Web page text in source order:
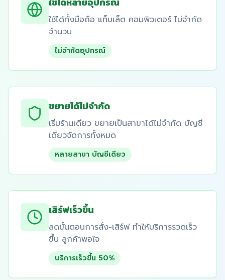
ใช้ได้ทั้งมือถือ แท็บเล็ต คอมพิวเตอร์ ไม่จำกัด
จำนวน
ไม่จำกัดอุปกรณ์
ขยายได้ไม่จำกัด
เริ่มร้านเดียว ขยายเป็นสาขาได้ไม่จำกัด บัญชี
เดียวจัดการทั้งหมด
หลายสาขา บัญชีเดียว
เสิร์ฟเร็วขึ้น
ลดขั้นตอนการสั่ง-เสิร์ฟ ทำให้บริการรวดเร็ว
ขึ้น ลูกค้าพอใจ
บริการเร็วขึ้น 50%